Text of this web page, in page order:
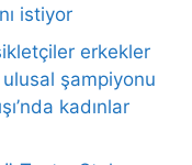
istiyor
erkekler
şampiyonu
kadınlar